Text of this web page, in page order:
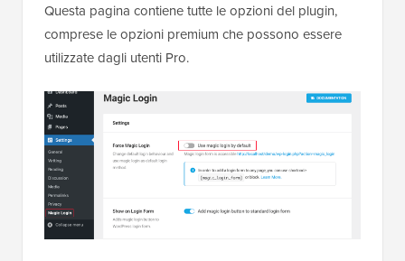
Questa pagina contiene tutte le opzioni del plugin,
comprese le opzioni premium che possono essere
utilizzate dagli utenti Pro.